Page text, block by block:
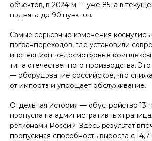
объектов, в 2024-м — уже 85, а в
поднята до 90 пунктов.
Самые серьезные изменения коснулись
погранпереходов, где установили
инспекционно-досмотровые комплексы
типа отечественного производства.
— оборудование российское, что
от импорта и упрощает обслуживание.
Отдельная история — обустройство 13
пропуска на административных
регионами России. Здесь результат
пропускная способность выросла с 14,7